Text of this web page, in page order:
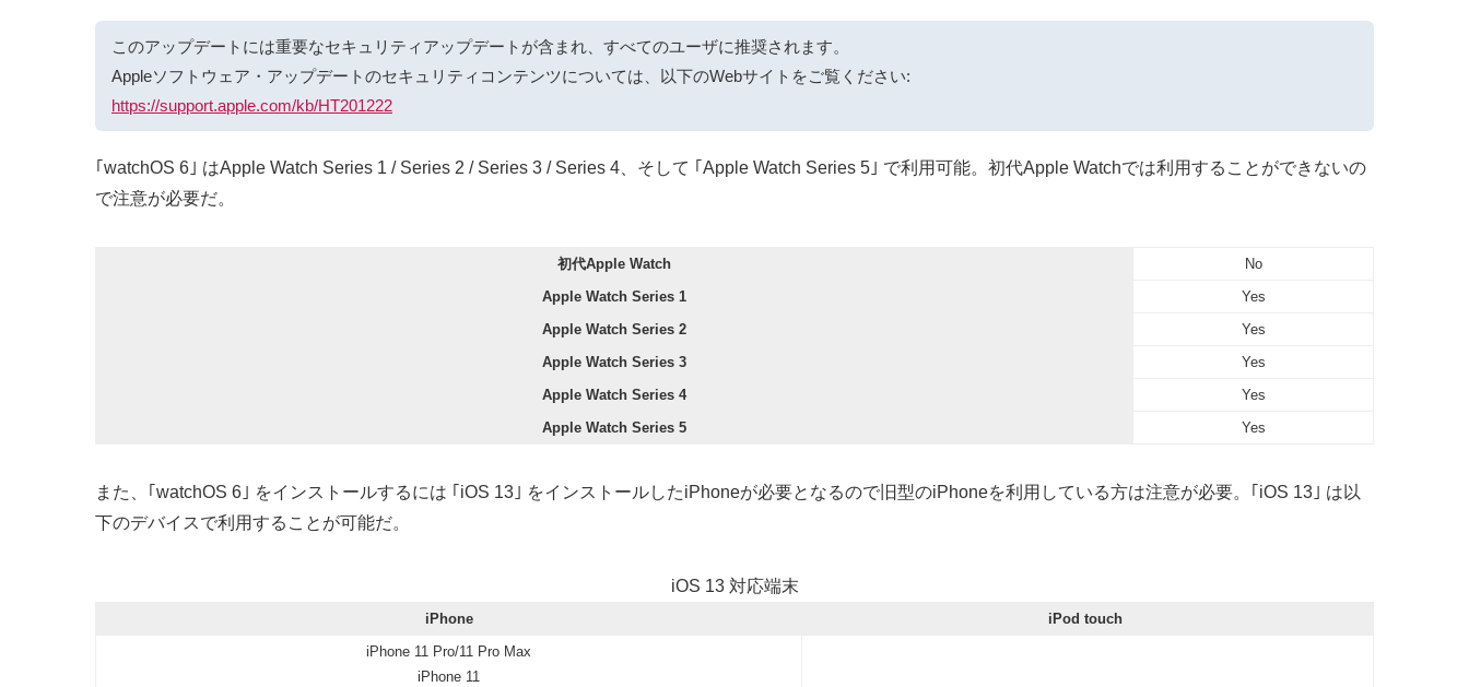
このアップデートには重要なセキュリティアップデートが含まれ、すべてのユーザに推奨されます。
Appleソフトウェア・アップデートのセキュリティコンテンツについては、以下のWebサイトをご覧ください:
https://support.apple.com/kb/HT201222
｢watchOS 6｣ はApple Watch Series 1 / Series 2 / Series 3 / Series 4、そして ｢Apple Watch Series 5｣ で利用可能。初代Apple Watchでは利用することができないの
で注意が必要だ。
初代Apple Watch
No
Apple Watch Series 1
Yes
Apple Watch Series 2
Yes
Apple Watch Series 3
Yes
Apple Watch Series 4
Yes
Apple Watch Series 5
Yes
また、｢watchOS 6｣ をインストールするには ｢iOS 13｣ をインストールしたiPhoneが必要となるので旧型のiPhoneを利用している方は注意が必要。｢iOS 13｣ は以
下のデバイスで利用することが可能だ。
iOS 13 対応端末
iPhone
iPod touch
iPhone 11 Pro/11 Pro Max
iPhone 11